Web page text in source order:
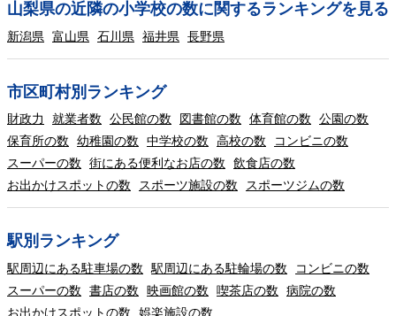
山梨県の近隣の小学校の数に関するランキングを見る
新潟県 富山県 石川県 福井県 長野県
市区町村別ランキング
財政力 就業者数 公民館の数 図書館の数 体育館の数
公園の数
保育所の数
幼稚園の数 中学校の数 高校の数
コンビニの数
スーパーの数
街にある便利なお店の数
飲食店の数
お出かけスポットの数
スポーツ施設の数 スポーツジムの数
駅別ランキング
駅周辺にある駐車場の数 駅周辺にある駐輪場の数
コンビニの数
スーパーの数
書店の数 映画館の数 喫茶店の数
病院の数
お出かけスポットの数
娯楽施設の数